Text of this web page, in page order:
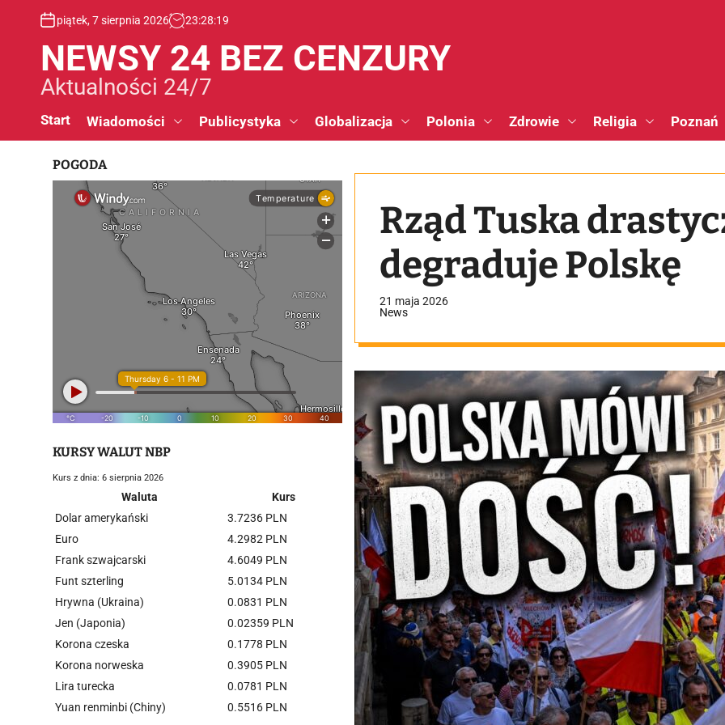
piątek, 7 sierpnia 2026 23:28:20
NEWSY 24 BEZ CENZURY
Aktualności 24/7
Start Wiadomości Publicystyka Globalizacja Polonia Zdrowie Religia Poznań
Rząd Tuska
degraduje Polskę
21 maja 2026
News
POGODA
KURSY WALUT NBP
Kurs z dnia: 6 sierpnia 2026
Waluta
Kurs
Dolar amerykański
3.7236 PLN
Euro
4.2982 PLN
Frank szwajcarski
4.6049 PLN
Funt szterling
5.0134 PLN
Hrywna (Ukraina)
0.0831 PLN
Jen (Japonia)
0.02359 PLN
Korona czeska
0.1778 PLN
Korona norweska
0.3905 PLN
Lira turecka
0.0781 PLN
Yuan renminbi (Chiny)
0.5516 PLN